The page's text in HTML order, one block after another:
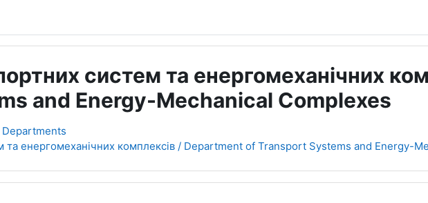
систем та енергомеханічних
and Energy-Mechanical Complexes
та енергомеханічних комплексів / Department of Transport Systems and Energy-